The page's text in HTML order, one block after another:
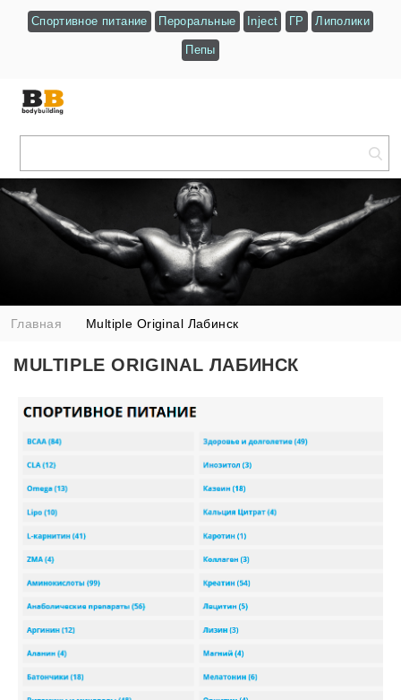
Спортивное питание Пероральные Inject ГР Липолики
Пепы
Главная Multiple Original Лабинск
MULTIPLE ORIGINAL ЛАБИНСК